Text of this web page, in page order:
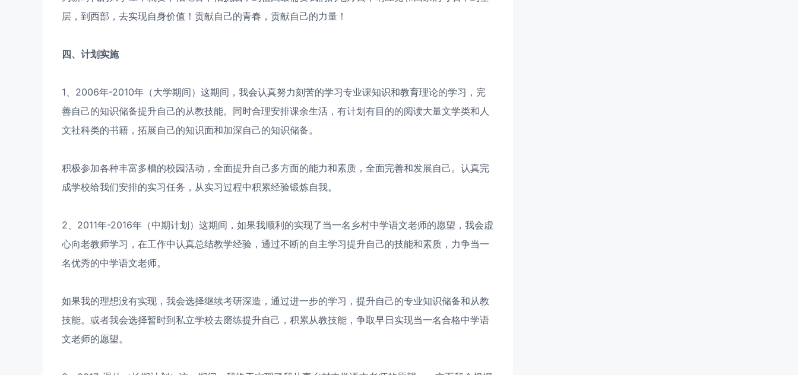
层，到西部，去实现自身价值！贡献自己的青春，贡献自己的力量！
四、计划实施
1、2006年-2010年（大学期间）这期间，我会认真努力刻苦的学习专业课知识和教育理论的学习，完
善自己的知识储备提升自己的从教技能。同时合理安排课余生活，有计划有目的的阅读大量文学类和人
文社科类的书籍，拓展自己的知识面和加深自己的知识储备。
积极参加各种丰富多槽的校园活动，全面提升自己多方面的能力和素质，全面完善和发展自己。认真完
成学校给我们安排的实习任务，从实习过程中积累经验锻炼自我。
2、2011年-2016年（中期计划）这期间，如果我顺利的实现了当一名乡村中学语文老师的愿望，我会虚
心向老教师学习，在工作中认真总结教学经验，通过不断的自主学习提升自己的技能和素质，力争当一
名优秀的中学语文老师。
如果我的理想没有实现，我会选择继续考研深造，通过进一步的学习，提升自己的专业知识储备和从教
技能。或者我会选择暂时到私立学校去磨练提升自己，积累从教技能，争取早日实现当一名合格中学语
文老师的愿望。